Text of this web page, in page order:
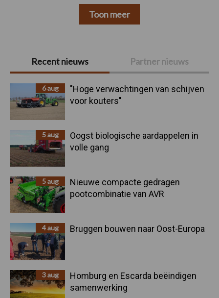
Primaire
Sidebar
Recent nieuws Partner nieuws
6 aug
"Hoge verwachtingen van schijven
voor kouters"
5 aug
Oogst biologische aardappelen in
volle gang
5 aug
Nieuwe compacte gedragen
pootcombinatie van AVR
4 aug Bruggen bouwen naar Oost-Europa
3 aug
Homburg en Escarda beëindigen
samenwerking
Toon meer